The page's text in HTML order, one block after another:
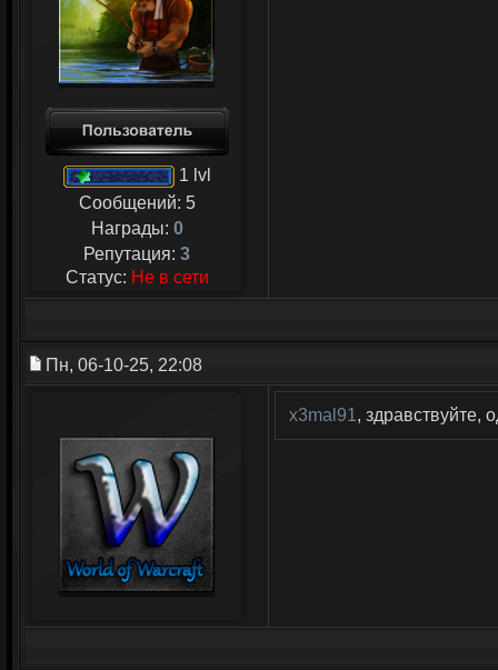
1 lvl
Сообщений: 5
Награды: 0
Репутация: 3
Статус: Не в сети
Пн, 06-10-25, 22:08
x3mal91 , здравствуйте,